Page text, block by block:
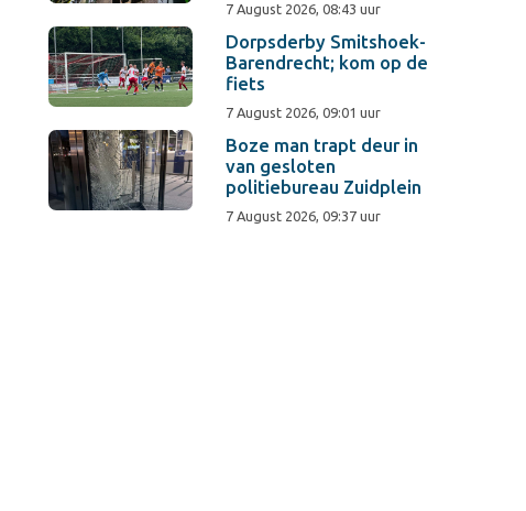
7 August 2026, 08:43 uur
Dorpsderby Smitshoek-
Barendrecht; kom op de
fiets
7 August 2026, 09:01 uur
Boze man trapt deur in
van gesloten
politiebureau Zuidplein
7 August 2026, 09:37 uur